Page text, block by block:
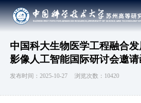
中国科大生物医学工程融合
影像人工智能国际研讨会邀请
发布时间：2025-10-27 浏览次数：10420